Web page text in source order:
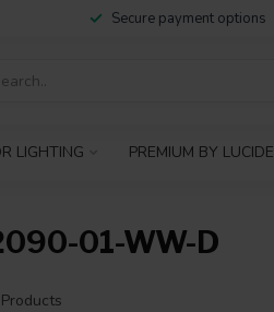
Secure payment options
LIGHTING PREMIUM BY LUCIDE
01-WW-D
Products